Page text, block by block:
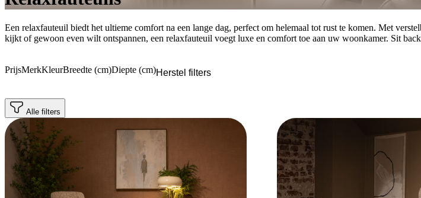
Een relaxfauteuil biedt het ultieme comfort na een lange dag, perfect om helemaal tot rust te komen. Met
kijkt of gewoon even wilt ontspannen, een relaxfauteuil voegt luxe en comfort toe aan uw woonkamer. Sit
PrijsMerkKleurBreedte (cm)Diepte (cm)Herstel filters
Alle filters